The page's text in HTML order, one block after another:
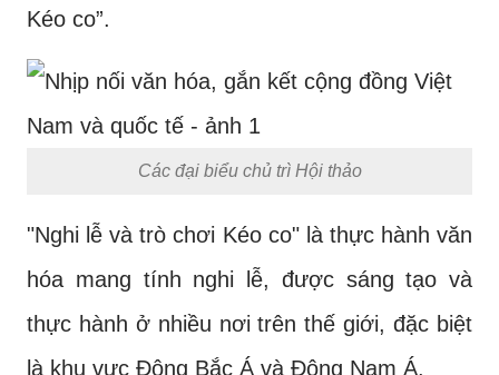
Kéo co”.
Các đại biểu chủ trì Hội thảo
"Nghi lễ và trò chơi Kéo co" là thực hành văn
hóa mang tính nghi lễ, được sáng tạo và
thực hành ở nhiều nơi trên thế giới, đặc biệt
là khu vực Đông Bắc Á và Đông Nam Á.